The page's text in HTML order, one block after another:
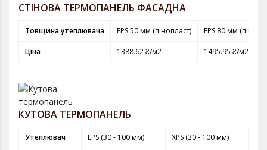
СТІНОВА ТЕРМОПАНЕЛЬ ФАСАДНА
Товщина утеплювача EPS 50 мм (пінопласт) EPS 80 мм
Ціна 1388.62 ₴/м2 1495.95 ₴/м2
КУТОВА ТЕРМОПАНЕЛЬ
Утеплювач EPS (30 - 100 мм) XPS (30 - 100 мм)